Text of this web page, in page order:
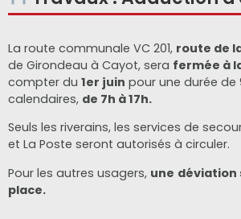
La route communale VC 201, route de
de Girondeau à Cayot, sera fermée à
compter du 1er juin pour une durée de
calendaires, de 7h à 17h.
Seuls les riverains, les services de
et La Poste seront autorisés à circuler.
Pour les autres usagers, une déviation
place.